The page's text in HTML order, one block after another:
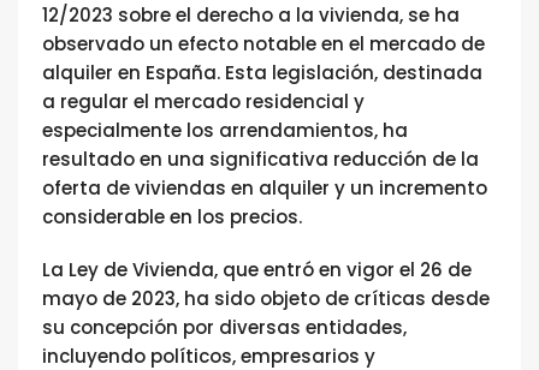
12/2023 sobre el derecho a la vivienda, se ha
observado un efecto notable en el mercado de
alquiler en España. Esta legislación, destinada
a regular el mercado residencial y
especialmente los arrendamientos, ha
resultado en una significativa reducción de la
oferta de viviendas en alquiler y un incremento
considerable en los precios.
La Ley de Vivienda, que entró en vigor el 26 de
mayo de 2023, ha sido objeto de críticas desde
su concepción por diversas entidades,
incluyendo políticos, empresarios y